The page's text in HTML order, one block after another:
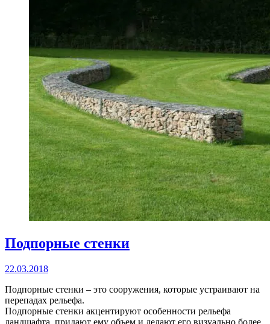
Подпорные стенки
22.03.2018
Подпорные стенки – это сооружения, которые устраивают на
перепадах рельефа.
Подпорные стенки акцентируют особенности рельефа
ландшафта, придают ему объем и делают его визуально более